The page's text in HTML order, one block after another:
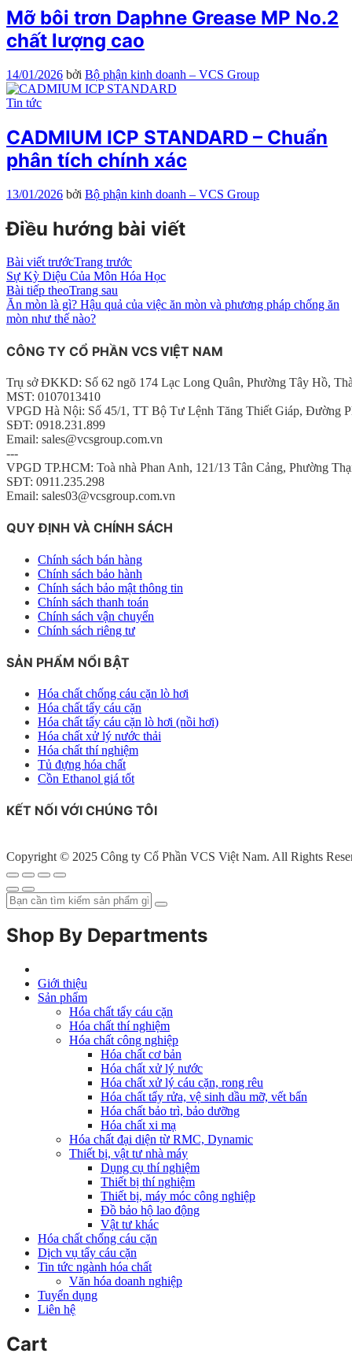
Mỡ bôi trơn Daphne Grease MP No.2
chất lượng cao
14/01/2026 bởi Bộ phận kinh doanh – VCS Group
Tin tức
CADMIUM ICP STANDARD – Chuẩn
phân tích chính xác
13/01/2026 bởi Bộ phận kinh doanh – VCS Group
Điều hướng bài viết
Bài viết trướcTrang trước
Sự Kỳ Diệu Của Môn Hóa Học
Bài tiếp theoTrang sau
Ăn mòn là gì? Hậu quả của việc ăn mòn và phương pháp chống ăn
mòn như thế nào?
CÔNG TY CỔ PHẦN VCS VIỆT NAM
Trụ sở ĐKKD: Số 62 ngõ 174 Lạc Long Quân, Phường Tây Hồ,
MST: 0107013410
VPGD Hà Nội: Số 45/1, TT Bộ Tư Lệnh Tăng Thiết Giáp, Đường
SĐT: 0918.231.899
Email: sales@vcsgroup.com.vn
---
VPGD TP.HCM: Toà nhà Phan Anh, 121/13 Tân Cảng, Phường
SĐT: 0911.235.298
Email: sales03@vcsgroup.com.vn
QUY ĐỊNH VÀ CHÍNH SÁCH
Chính sách bán hàng
Chính sách bảo hành
Chính sách bảo mật thông tin
Chính sách thanh toán
Chính sách vận chuyển
Chính sách riêng tư
SẢN PHẨM NỔI BẬT
Hóa chất chống cáu cặn lò hơi
Hóa chất tẩy cáu cặn
Hóa chất tẩy cáu cặn lò hơi (nồi hơi)
Hóa chất xử lý nước thải
Hóa chất thí nghiệm
Tủ đựng hóa chất
Cồn Ethanol giá tốt
KẾT NỐI VỚI CHÚNG TÔI
Copyright © 2025 Công ty Cổ Phần VCS Việt Nam. All Rights
Shop By Departments
Giới thiệu
Sản phẩm
Hóa chất tẩy cáu cặn
Hóa chất thí nghiệm
Hóa chất công nghiệp
Hóa chất cơ bản
Hóa chất xử lý nước
Hóa chất xử lý cáu cặn, rong rêu
Hóa chất tẩy rửa, vệ sinh dầu mỡ, vết bẩn
Hóa chất bảo trì, bảo dưỡng
Hóa chất xi mạ
Hóa chất đại diện từ RMC, Dynamic
Thiết bị, vật tư nhà máy
Dụng cụ thí nghiệm
Thiết bị thí nghiệm
Thiết bị, máy móc công nghiệp
Đồ bảo hộ lao động
Vật tư khác
Hóa chất chống cáu cặn
Dịch vụ tẩy cáu cặn
Tin tức ngành hóa chất
Văn hóa doanh nghiệp
Tuyển dụng
Liên hệ
Cart